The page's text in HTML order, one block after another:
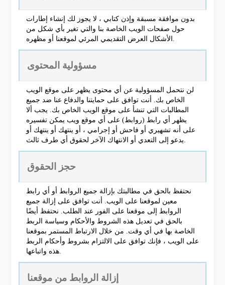
بدون موافقة مسبقة وإذن كتابي ، لا يجوز لك إنشاء إطارات
حول صفحات الويب الخاصة بنا والتي تغير بأي شكل من
مسؤولية المحتوى
لن نتحمل المسؤولية عن أي محتوى يظهر على موقع الويب
الخاص بك. أنت توافق على حمايتنا والدفاع عنا ضد جميع
المطالبات التي تنشأ على موقع الويب الخاص بك. يجب ألا
يظهر أي رابط (روابط) على أي موقع ويب يمكن تفسيره
على أنه تشهيري أو فاحش أو إجرامي ، أو ينتهك أو ينتهك أو
حجز الحقوق
نحتفظ بالحق في مطالبتك بإزالة جميع الروابط أو أي رابط
معين لموقعنا على الويب. أنت توافق على إزالة جميع
الروابط إلى موقعنا على الفور عند الطلب. نحتفظ أيضًا
بالحق في تعديل هذه الشروط والأحكام وسياسة الربط
الخاصة بها في أي وقت. من خلال الارتباط المستمر بموقعنا
على الويب ، فإنك توافق على الالتزام بشروط وأحكام الربط
هذه واتباعها.
إزالة الروابط من موقعنا